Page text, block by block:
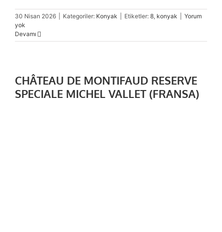
30 Nisan 2026 Kategoriler: Konyak Etiketler: 8, konyak
Yorum
yok
Devamı
CHÂTEAU DE MONTIFAUD RESERVE
SPECIALE MICHEL VALLET (FRANSA)